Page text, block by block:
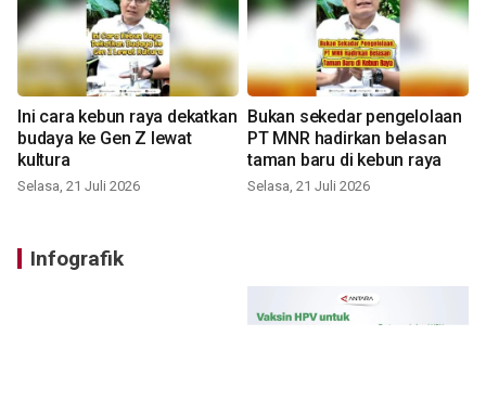
Ini cara kebun raya dekatkan
budaya ke Gen Z lewat
kultura
Selasa, 21 Juli 2026
Bukan sekedar pengelolaan
PT MNR hadirkan belasan
taman baru di kebun raya
Selasa, 21 Juli 2026
Infografik